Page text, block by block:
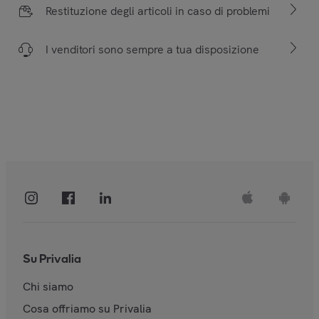
Restituzione degli articoli in caso di problemi
I venditori sono sempre a tua disposizione
Su Privalia
Chi siamo
Cosa offriamo su Privalia